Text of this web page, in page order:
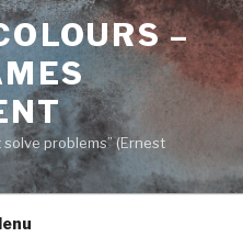
–
problems” (Ernest